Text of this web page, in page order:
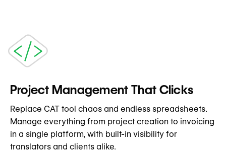
Project Management That Clicks
Replace CAT tool chaos and endless spreadsheets.
Manage everything from project creation to invoicing
in a single platform, with built-in visibility for
translators and clients alike.